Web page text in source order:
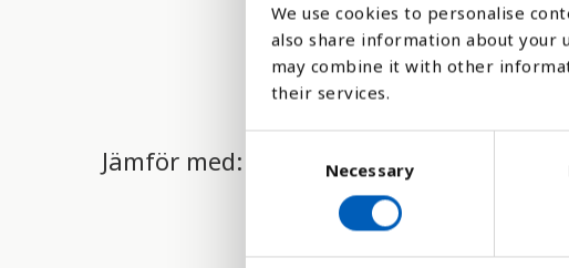
We use cookies to personalise
also share information about your
may combine it with other
their services.
Necessary
Jämför med: